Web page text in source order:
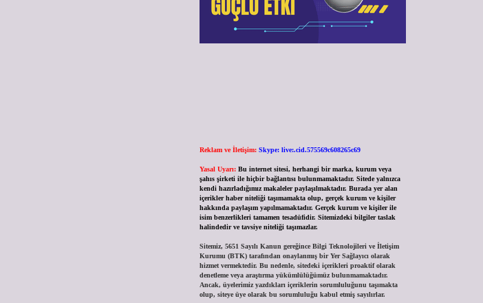
Reklam ve İletişim: Skype: live:.cid.575569c608265c69
Yasal Uyarı: Bu internet sitesi, herhangi bir marka, kurum veya
şahıs şirketi ile hiçbir bağlantısı bulunmamaktadır. Sitede yalnızca
kendi hazırladığımız makaleler paylaşılmaktadır. Burada yer alan
içerikler haber niteliği taşımamakta olup, gerçek kurum ve kişiler
hakkında paylaşım yapılmamaktadır. Gerçek kurum ve kişiler ile
isim benzerlikleri tamamen tesadüfidir. Sitemizdeki bilgiler taslak
halindedir ve tavsiye niteliği taşımazlar.
Sitemiz, 5651 Sayılı Kanun gereğince Bilgi Teknolojileri ve İletişim
Kurumu (BTK) tarafından onaylanmış bir Yer Sağlayıcı olarak
hizmet vermektedir. Bu nedenle, sitedeki içerikleri proaktif olarak
denetleme veya araştırma yükümlülüğümüz bulunmamaktadır.
Ancak, üyelerimiz yazdıkları içeriklerin sorumluluğunu taşımakta
olup, siteye üye olarak bu sorumluluğu kabul etmiş sayılırlar.